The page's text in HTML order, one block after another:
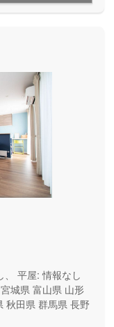
、 平屋: 情報なし
宮城県 富山県 山形
秋田県 群馬県 長野